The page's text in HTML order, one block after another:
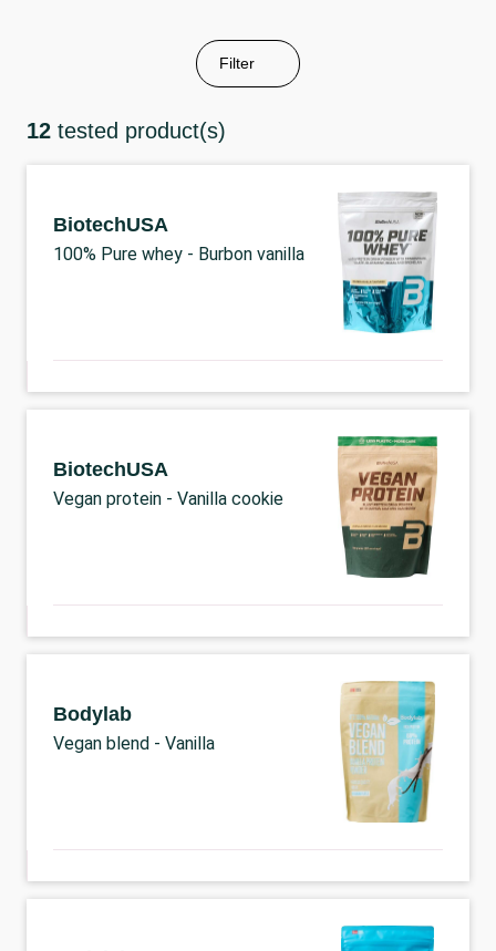
Filter
12 tested product(s)
BiotechUSA
100% Pure whey - Burbon vanilla
BiotechUSA
Vegan protein - Vanilla cookie
Bodylab
Vegan blend - Vanilla